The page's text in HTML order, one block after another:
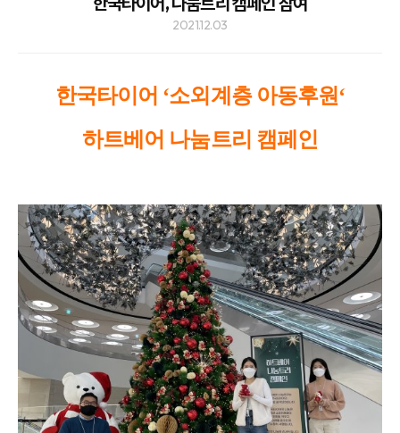
2021.12.03
한국타이어 ‘소외계층 아동후원‘
하트베어 나눔트리 캠페인